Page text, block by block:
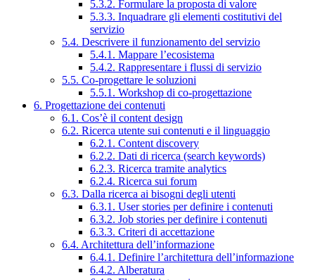
5.3.2. Formulare la proposta di valore
5.3.3. Inquadrare gli elementi costitutivi del
servizio
5.4. Descrivere il funzionamento del servizio
5.4.1. Mappare l’ecosistema
5.4.2. Rappresentare i flussi di servizio
5.5. Co-progettare le soluzioni
5.5.1. Workshop di co-progettazione
6. Progettazione dei contenuti
6.1. Cos’è il content design
6.2. Ricerca utente sui contenuti e il linguaggio
6.2.1. Content discovery
6.2.2. Dati di ricerca (search keywords)
6.2.3. Ricerca tramite analytics
6.2.4. Ricerca sui forum
6.3. Dalla ricerca ai bisogni degli utenti
6.3.1. User stories per definire i contenuti
6.3.2. Job stories per definire i contenuti
6.3.3. Criteri di accettazione
6.4. Architettura dell’informazione
6.4.1. Definire l’architettura dell’informazione
6.4.2. Alberatura